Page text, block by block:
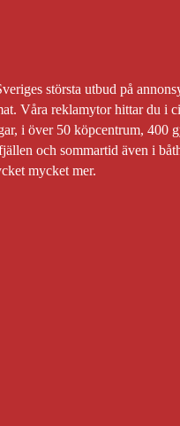
största utbud på
Våra reklamytor hittar du i
i över 50 köpcentrum, 400
och sommartid även i
mycket mer.